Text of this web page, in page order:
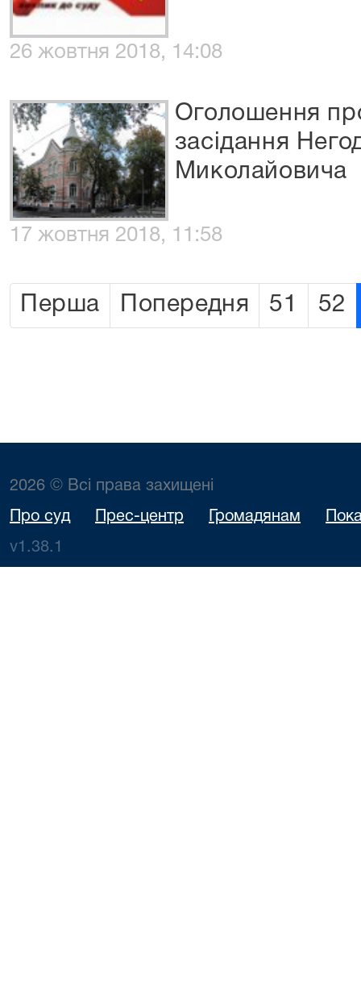
26 жовтня 2018, 14:08
Оголошення
засідання
Миколайовича
17 жовтня 2018, 11:58
Перша Попередня 51 52
2026 © Всі права захищені
Про суд Прес-центр Громадянам
v1.38.1